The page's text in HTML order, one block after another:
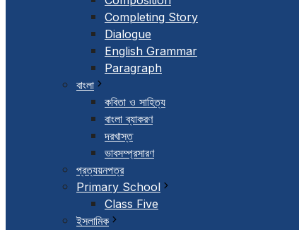
Completing Story
Dialogue
English Grammar
Paragraph
বাংলা
কবিতা ও সাহিত্য
বাংলা ব্যাকরণ
দরখাস্ত
ভাবসম্প্রসারণ
প্রত্যয়নপত্র
Primary School
Class Five
ইসলামিক